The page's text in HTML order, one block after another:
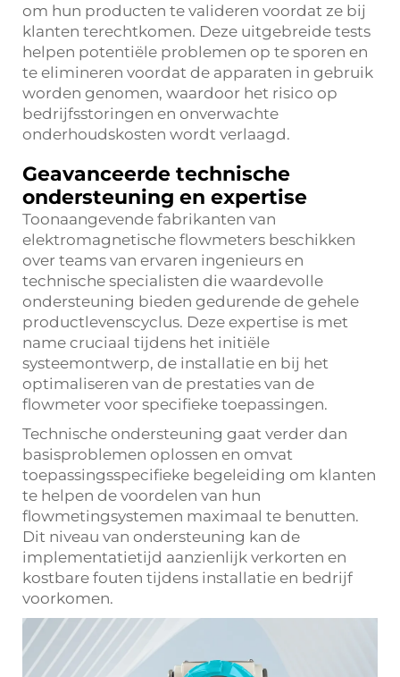
om hun producten te valideren voordat ze bij
klanten terechtkomen. Deze uitgebreide tests
helpen potentiële problemen op te sporen en
te elimineren voordat de apparaten in gebruik
worden genomen, waardoor het risico op
bedrijfsstoringen en onverwachte
onderhoudskosten wordt verlaagd.
Geavanceerde technische
ondersteuning en expertise
Toonaangevende fabrikanten van
elektromagnetische flowmeters beschikken
over teams van ervaren ingenieurs en
technische specialisten die waardevolle
ondersteuning bieden gedurende de gehele
productlevenscyclus. Deze expertise is met
name cruciaal tijdens het initiële
systeemontwerp, de installatie en bij het
optimaliseren van de prestaties van de
flowmeter voor specifieke toepassingen.
Technische ondersteuning gaat verder dan
basisproblemen oplossen en omvat
toepassingsspecifieke begeleiding om klanten
te helpen de voordelen van hun
flowmetingsystemen maximaal te benutten.
Dit niveau van ondersteuning kan de
implementatietijd aanzienlijk verkorten en
kostbare fouten tijdens installatie en bedrijf
voorkomen.